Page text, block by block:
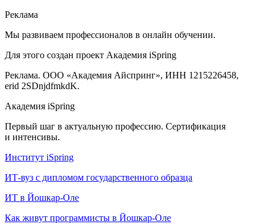
Реклама
Мы развиваем профессионалов в онлайн обучении.
Для этого создан проект Академия iSpring
Реклама. ООО «Академия Айспринг», ИНН 1215226458,
erid 2SDnjdfmkdK.
Академия iSpring
Первый шаг в актуальную профессию. Сертификация
и интенсивы.
Институт iSpring
ИТ-вуз с дипломом государственного образца
ИТ в Йошкар-Оле
Как живут программисты в Йошкар‑Оле